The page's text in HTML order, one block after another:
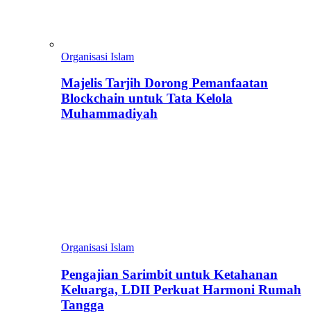
Organisasi Islam
Majelis Tarjih Dorong Pemanfaatan
Blockchain untuk Tata Kelola
Muhammadiyah
Organisasi Islam
Pengajian Sarimbit untuk Ketahanan
Keluarga, LDII Perkuat Harmoni Rumah
Tangga